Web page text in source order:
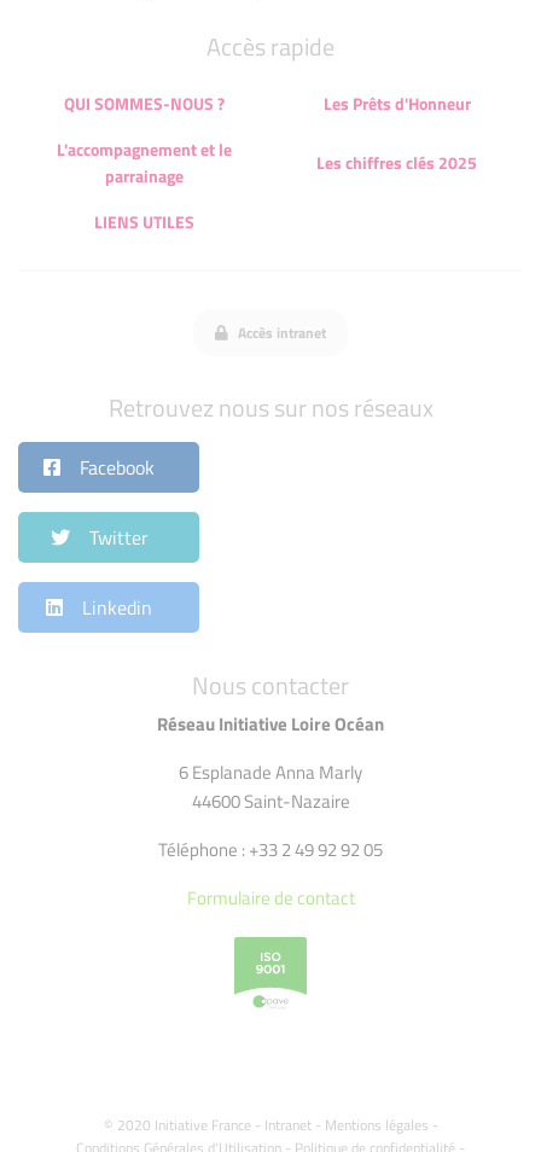
Nous contacter
Réseau Initiative Loire Océan
6 Esplanade Anna Marly
44600 Saint-Nazaire
Téléphone : +33 2 49 92 92 05
Formulaire de contact
© 2020 Initiative France - Intranet- Mentions légales -
Accès rapide
QUI SOMMES-NOUS ?
Les Prêts d'Honneur
L'accompagnement et le
parrainage
Les chiffres clés 2025
LIENS UTILES
Accès intranet
Retrouvez nous sur nos réseaux
Facebook
Twitter
Linkedin